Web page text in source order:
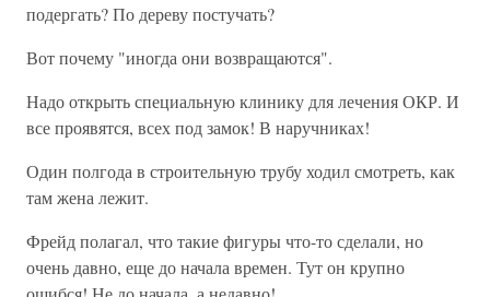
подергать? По дереву постучать?
Вот почему "иногда они возвращаются".
Надо открыть специальную клинику для лечения ОКР. И
все проявятся, всех под замок! В наручниках!
Один полгода в строительную трубу ходил смотреть, как
там жена лежит.
Фрейд полагал, что такие фигуры что-то сделали, но
очень давно, еще до начала времен. Тут он крупно